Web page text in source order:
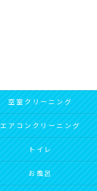
空室クリーニング
エアコンクリーニング
トイレ
お風呂